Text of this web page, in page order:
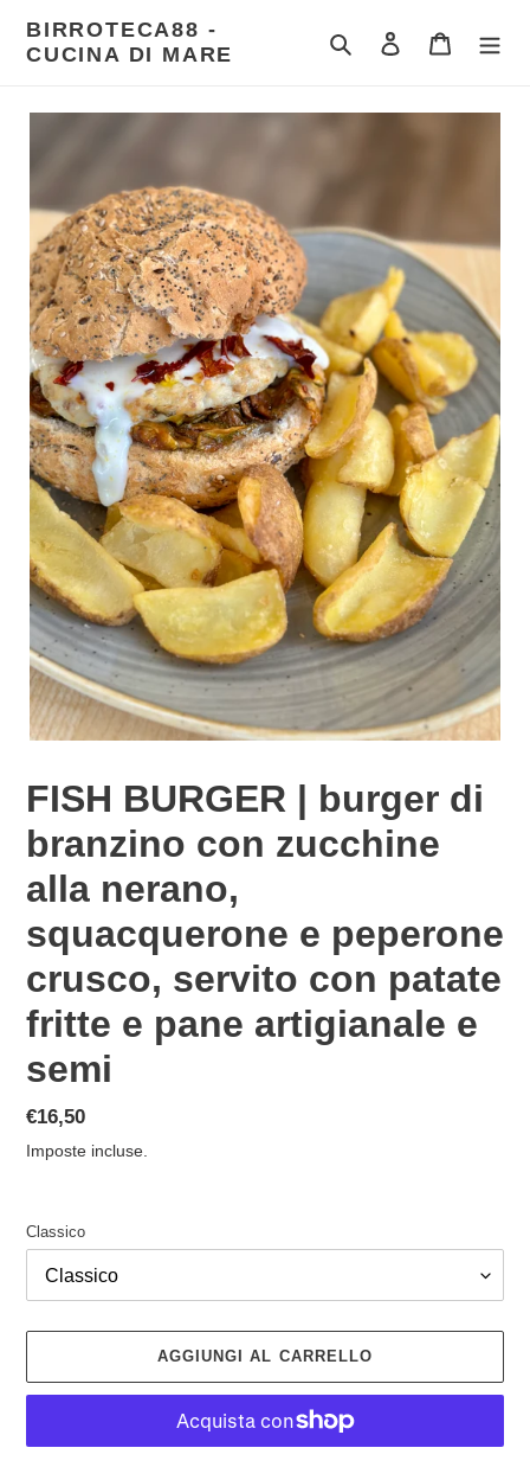
direttamente
BIRROTECA88 -
CUCINA DI MARE
Cerca Accedi Carrello
FISH BURGER | burger di
branzino con zucchine
alla nerano,
squacquerone e peperone
crusco, servito con patate
fritte e pane artigianale e
semi
Prezzo
di
€16,50
Imposte incluse.
Classico
AGGIUNGI AL CARRELLO